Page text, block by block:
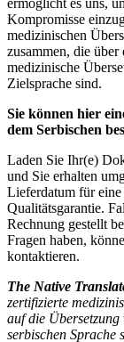
ermöglicht es uns,
Kompromisse
medizinischen
zusammen, die
medizinische
Zielsprache sind.
Sie können hier
dem Serbischen
Laden Sie Ihr(e)
und Sie erhalten
Lieferdatum für
Qualitätsgarantie.
Rechnung gestellt
Fragen haben,
kontaktieren.
The Native
zertifizierte
auf die
serbischen Sprache